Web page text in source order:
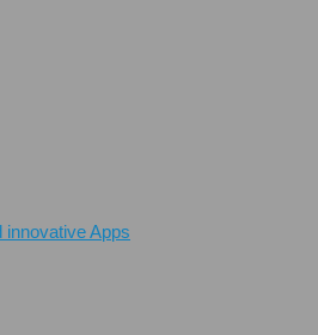
innovative Apps